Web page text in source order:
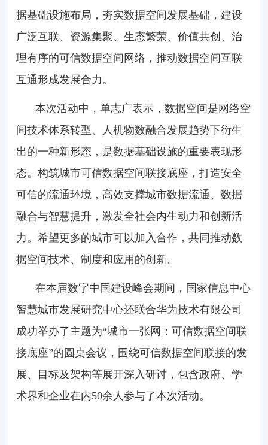
据基础设施布局，夯实数据空间发展基础，建设
广泛互联、资源集聚、生态繁荣、价值共创、治
理有序的可信数据空间网络，推动数据空间互联
互通形成发展合力。
本次活动中，单志广表示，数据空间是网络空
间技术体系转型、人机物数融合发展趋势下衍生
出的一种新形态，是数据基础设施的重要表现形
态。构筑城市可信数据空间联接底座，打造安全
可信的流通环境，高效支撑城市数据流通、数据
融合与智慧提升，激发全社会内生动力和创新活
力。希望更多的城市可以加入合作，共同推动数
据空间技术、制度和应用的创新。
在本届数字中国建设峰会期间，国家信息中心
智慧城市发展研究中心还联合华为技术有限公司
成功举办了主题为“城市一张网：可信数据空间联
接底座”的圆桌会议，围绕可信数据空间联接的发
展、目标及架构等展开深入研讨，包含政府、学
术界和企业在内50余人参与了本次活动。